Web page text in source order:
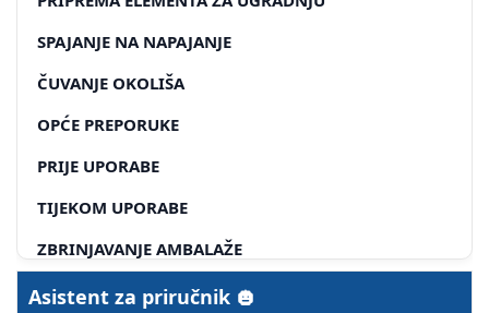
SPAJANJE NA NAPAJANJE
ČUVANJE OKOLIŠA
OPĆE PREPORUKE
PRIJE UPORABE
TIJEKOM UPORABE
ZBRINJAVANJE AMBALAŽE
ZBRINJAVANJE UREĐAJA
Asistent za priručnik